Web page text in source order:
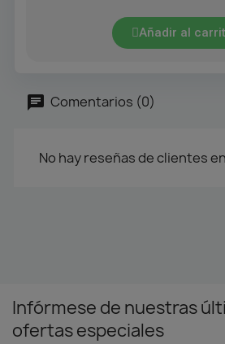
Añadir al
Comentarios (0)
No hay reseñas de clientes
Infórmese de nuestras
ofertas especiales